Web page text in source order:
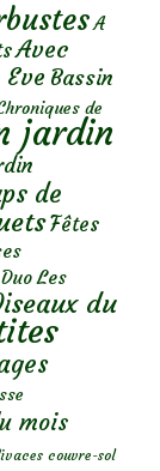
A
Avec
Bassin
de
jardin
de
Fêtes
Les
du
mois
couvre-sol